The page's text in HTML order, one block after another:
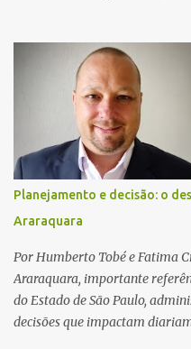
relatos de que havia um
caminhão. Equipes de resgate
local e encontraram a vítima
socorristas iniciaram
cardiopulmonar (RCP),
motorista não respondeu aos
da Unidade de Suporte
Fonte: São Carlos Agora
Planejamento e decisão: o
Araraquara
Por Humberto Tobé e Fatima
Araraquara, importante
do Estado de São Paulo,
decisões que impactam